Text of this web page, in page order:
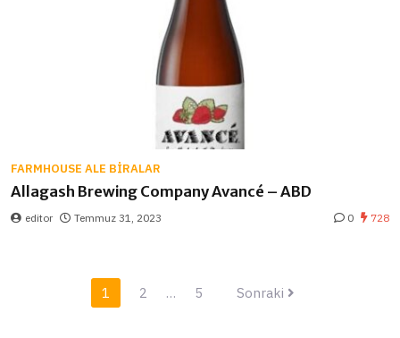
FARMHOUSE ALE BIRALAR
Allagash Brewing Company Avancé – ABD
editor Temmuz 31, 2023 0 728
1 2 … 5 Sonraki